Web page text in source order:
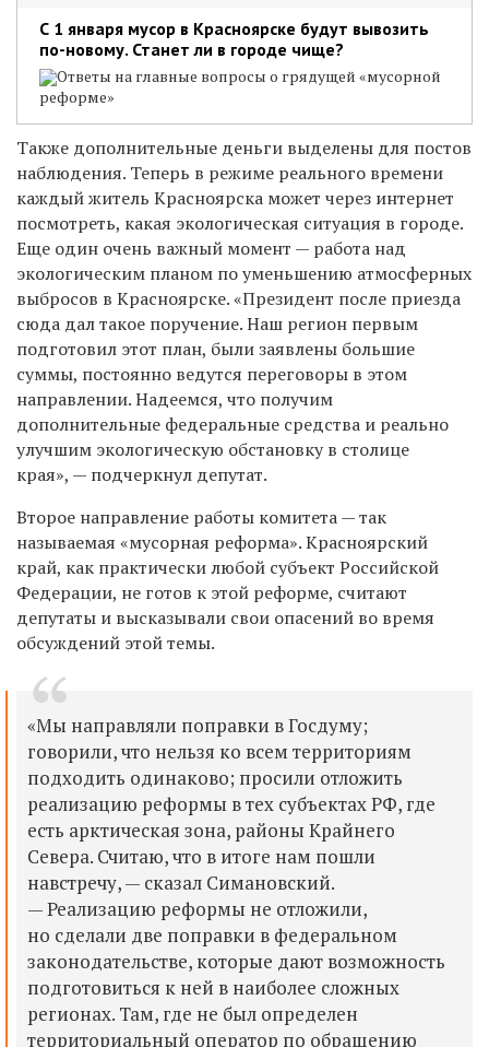
С 1 января мусор в Красноярске будут вывозить
по-новому. Станет ли в городе чище?
Ответы на главные вопросы о грядущей «мусорной
реформе»
Также дополнительные деньги выделены для постов
наблюдения. Теперь в режиме реального времени
каждый житель Красноярска может через интернет
посмотреть, какая экологическая ситуация в городе.
Еще один очень важный момент — работа над
экологическим планом по уменьшению атмосферных
выбросов в Красноярске. «Президент после приезда
сюда дал такое поручение. Наш регион первым
подготовил этот план, были заявлены большие
суммы, постоянно ведутся переговоры в этом
направлении. Надеемся, что получим
дополнительные федеральные средства и реально
улучшим экологическую обстановку в столице
края», — подчеркнул депутат.
Второе направление работы комитета — так
называемая «мусорная реформа». Красноярский
край, как практически любой субъект Российской
Федерации, не готов к этой реформе, считают
депутаты и высказывали свои опасений во время
обсуждений этой темы.
«Мы направляли поправки в Госдуму;
говорили, что нельзя ко всем территориям
подходить одинаково; просили отложить
реализацию реформы в тех субъектах РФ, где
есть арктическая зона, районы Крайнего
Севера. Считаю, что в итоге нам пошли
навстречу, — сказал Симановский.
— Реализацию реформы не отложили,
но сделали две поправки в федеральном
законодательстве, которые дают возможность
подготовиться к ней в наиболее сложных
регионах. Там, где не был определен
территориальный оператор по обращению